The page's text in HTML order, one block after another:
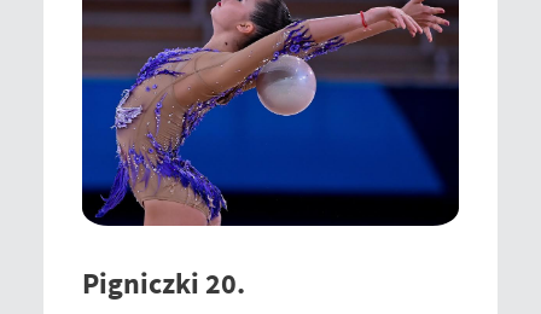
Pigniczki 20.